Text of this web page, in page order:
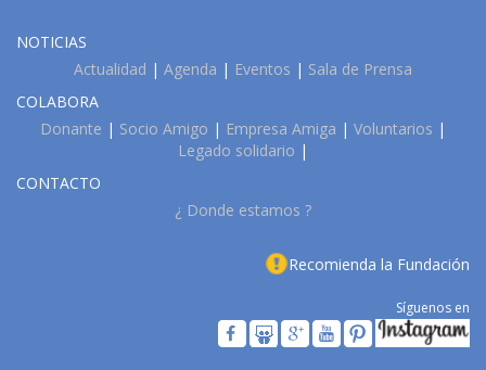
NOTICIAS
Actualidad | Agenda | Eventos | Sala de Prensa
COLABORA
Donante | Socio Amigo | Empresa Amiga | Voluntarios |
Legado solidario |
CONTACTO
¿ Donde estamos ?
Recomienda la Fundación
Síguenos en